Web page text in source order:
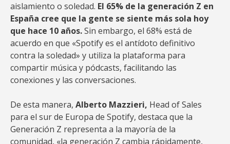
aislamiento o soledad. El 65% de la generación Z en
España cree que la gente se siente más sola hoy
que hace 10 años.Sin embargo, el 68% está de
acuerdo en que «Spotify es el antídoto definitivo
contra la soledad» y utiliza la plataforma para
compartir música y pódcasts, facilitando las
conexiones y las conversaciones.
De esta manera, Alberto Mazzieri, Head of Sales
para el sur de Europa de Spotify, destaca que la
Generación Z representa a la mayoría de la
comunidad, «la generación Z cambia rápidamente,